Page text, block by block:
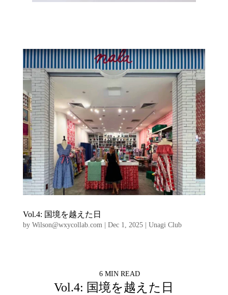
Vol.4: 国境を越えた日
by Wilson@wxycollab.com| Dec 1, 2025| Unagi Club
6 MIN READ
Vol.4: 国境を越えた日